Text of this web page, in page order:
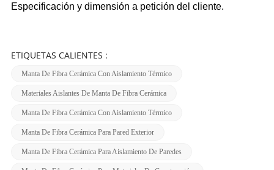
Especificación y dimensión a petición del cliente.
ETIQUETAS CALIENTES :
Manta De Fibra Cerámica Con Aislamiento Térmico
Materiales Aislantes De Manta De Fibra Cerámica
Manta De Fibra Cerámica Con Aislamiento Térmico
Manta De Fibra Cerámica Para Pared Exterior
Manta De Fibra Cerámica Para Aislamiento De Paredes